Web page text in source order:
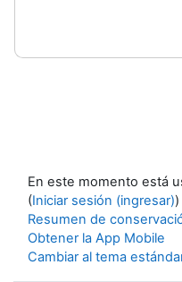
En este momento está
(Iniciar sesión (ingresar))
Resumen de
Obtener la App Mobile
Cambiar al tema